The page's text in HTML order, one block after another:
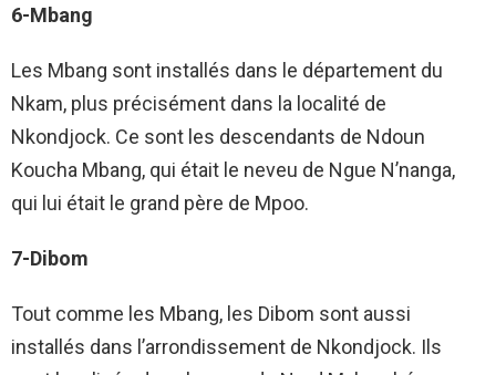
6-Mbang
Les Mbang sont installés dans le département du
Nkam, plus précisément dans la localité de
Nkondjock. Ce sont les descendants de Ndoun
Koucha Mbang, qui était le neveu de Ngue N’nanga,
qui lui était le grand père de Mpoo.
7-Dibom
Tout comme les Mbang, les Dibom sont aussi
installés dans l’arrondissement de Nkondjock. Ils